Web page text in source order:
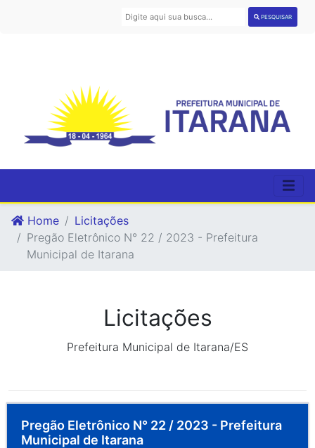
PESQUISAR
Home
Licitações
Pregão Eletrônico N° 22 / 2023 - Prefeitura
Municipal de Itarana
Licitações
Prefeitura Municipal de Itarana/ES
Pregão Eletrônico N° 22 / 2023 - Prefeitura
Municipal de Itarana